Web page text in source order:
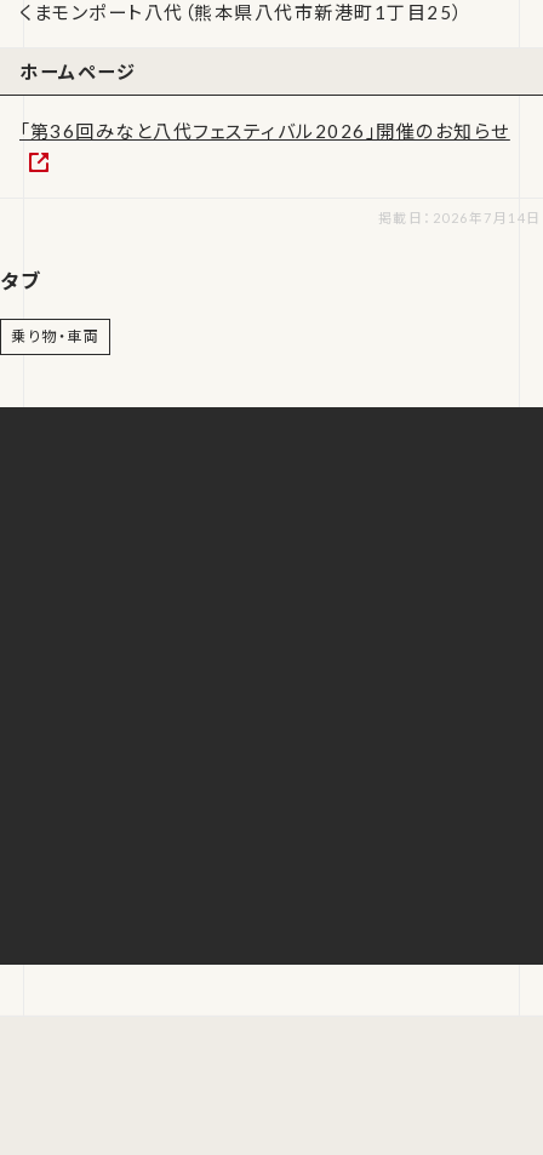
くまモンポート八代（熊本県八代市新港町1丁目25）
ホームページ
「第36回みなと八代フェスティバル2026」開催のお知らせ
掲載日：2026年7月14日
タブ
乗り物・車両